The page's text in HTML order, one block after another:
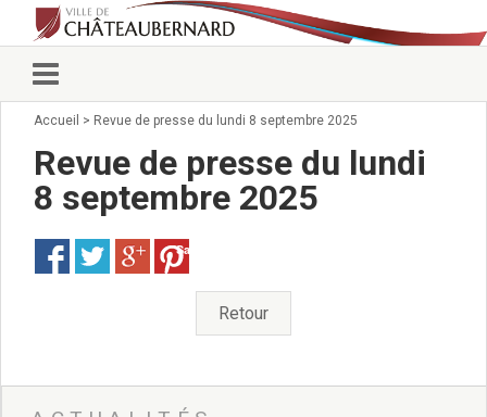
Vie municipale
Conseillers municipaux
Commissions 2026
Arrêtés du Maire
Services municipaux
Pour venir nous voir
administratives
Services Techniques
Accueil > Revue de presse du lundi 8 septembre 2025
Revue de presse du lundi
8 septembre 2025
Save
Retour